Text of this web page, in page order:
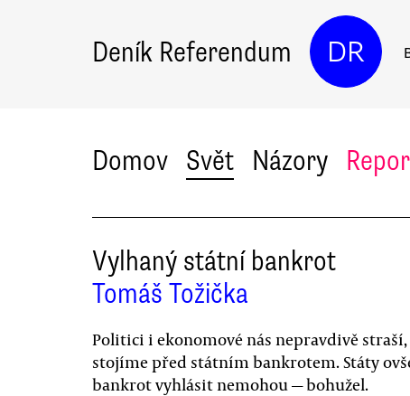
Deník Referendum DR
Domov Svět Názory
Vylhaný státní bankrot
Tomáš Tožička
Politici i ekonomové nás nepravdivě straší,
stojíme před státním bankrotem. Státy
bankrot vyhlásit nemohou — bohužel.